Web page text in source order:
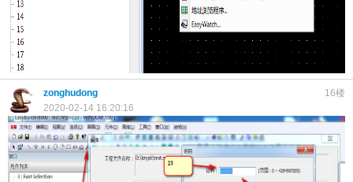
16楼
zonghudong
2020-02-14 16:20:16